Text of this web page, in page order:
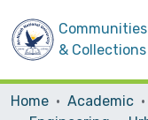
Communities
& Collections
Home Academic